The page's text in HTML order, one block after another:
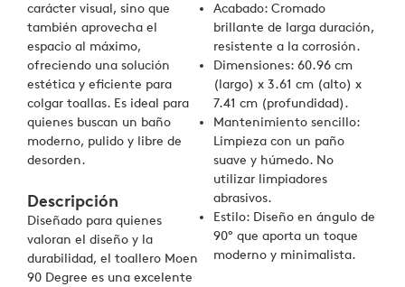
carácter visual, sino que
también aprovecha el
espacio al máximo,
ofreciendo una solución
estética y eficiente para
colgar toallas. Es ideal para
quienes buscan un baño
moderno, pulido y libre de
desorden.
Descripción
Diseñado para quienes
valoran el diseño y la
durabilidad, el toallero Moen
90 Degree es una excelente
Acabado: Cromado
brillante de larga duración,
resistente a la corrosión.
Dimensiones: 60.96 cm
(largo) x 3.61 cm (alto) x
7.41 cm (profundidad).
Mantenimiento sencillo:
Limpieza con un paño
suave y húmedo. No
utilizar limpiadores
abrasivos.
Estilo: Diseño en ángulo de
90° que aporta un toque
moderno y minimalista.